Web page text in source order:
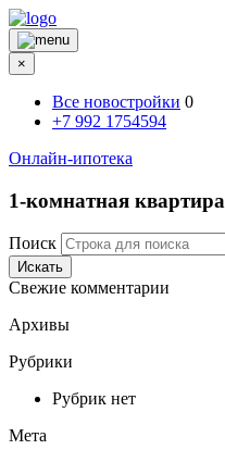
×
Все новостройки 0
+7 992 1754594
Онлайн-ипотека
1-комнатная квартира
Поиск
Искать
Свежие комментарии
Архивы
Рубрики
Рубрик нет
Мета